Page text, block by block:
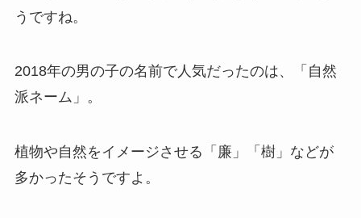
うですね。
2018年の男の子の名前で人気だったのは、「自然
派ネーム」。
植物や自然をイメージさせる「廉」「樹」などが
多かったそうですよ。